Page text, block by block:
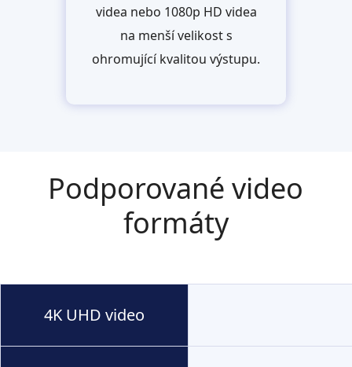
videa nebo 1080p HD videa
na menší velikost s
ohromující kvalitou výstupu.
Podporované video
formáty
4K UHD video